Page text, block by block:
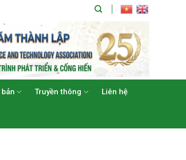
Truyền thông Liên hệ